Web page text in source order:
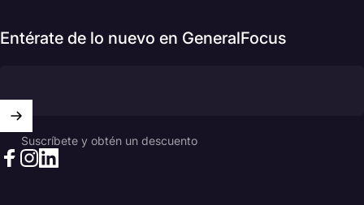
Entérate de lo nuevo en GeneralFocus
Suscríbete y obtén un descuento